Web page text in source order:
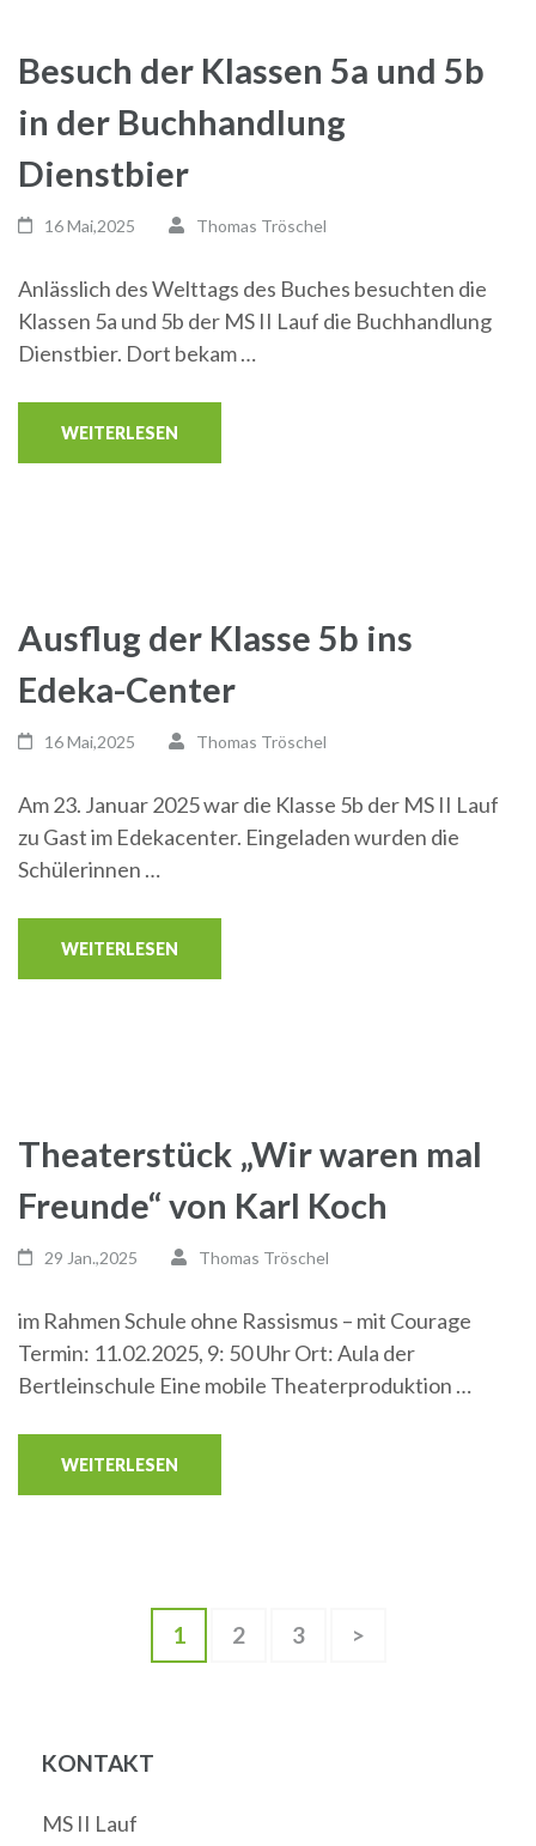
Besuch der Klassen 5a und 5b
in der Buchhandlung
Dienstbier
16 Mai,2025 Thomas Tröschel
Anlässlich des Welttags des Buches besuchten die
Klassen 5a und 5b der MS II Lauf die Buchhandlung
Dienstbier. Dort bekam …
WEITERLESEN
Ausflug der Klasse 5b ins
Edeka-Center
16 Mai,2025 Thomas Tröschel
Am 23. Januar 2025 war die Klasse 5b der MS II Lauf
zu Gast im Edekacenter. Eingeladen wurden die
Schülerinnen …
WEITERLESEN
Theaterstück „Wir waren mal
Freunde“ von Karl Koch
29 Jan.,2025 Thomas Tröschel
im Rahmen Schule ohne Rassismus – mit Courage
Termin: 11.02.2025, 9: 50 Uhr Ort: Aula der
Bertleinschule Eine mobile Theaterproduktion …
WEITERLESEN
Beitragsnavigation
Seite
1 Seite
2 Seite
3 >
KONTAKT
MS II Lauf